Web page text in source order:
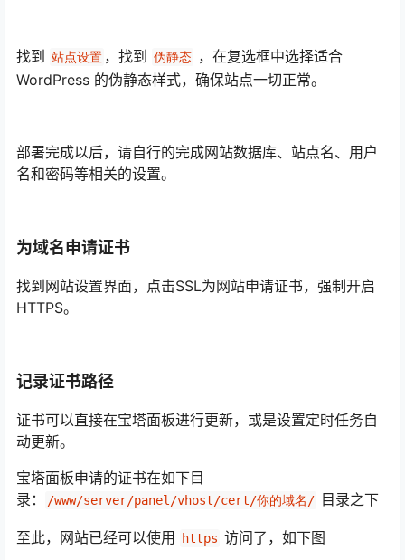
找到 站点设置 ，找到 伪静态 ，在复选框中选择适合
WordPress 的伪静态样式，确保站点一切正常。
部署完成以后，请自行的完成网站数据库、站点名、用户
名和密码等相关的设置。
为域名申请证书
找到网站设置界面，点击SSL为网站申请证书，强制开启
HTTPS。
记录证书路径
证书可以直接在宝塔面板进行更新，或是设置定时任务自
动更新。
宝塔面板申请的证书在如下目
录：
/www/server/panel/vhost/cert/你的域名/ 目录之下
至此，网站已经可以使用 https 访问了，如下图